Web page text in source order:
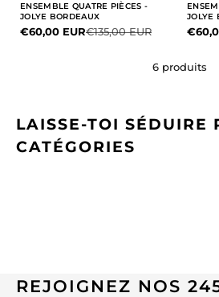
ENSEMBLE QUATRE PIÈCES -
JOLYE BORDEAUX
Prix de vente
€60,00 EURPrix normal
€135,00 EUR
JOLYE
Prix
6 produits
LAISSE-TOI SÉDUIRE
CATÉGORIES
REJOIGNEZ NOS